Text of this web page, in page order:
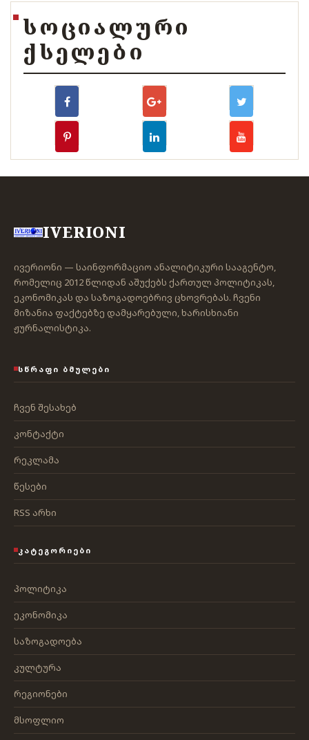
ᲡᲝᲪᲘᲐᲚᲣᲠᲘ
ᲥᲡᲔᲚᲔᲑᲘ
IVERIONI
ივერიონი — საინფორმაციო ანალიტიკური სააგენტო,
რომელიც 2012 წლიდან აშუქებს ქართულ პოლიტიკას,
ეკონომიკას და საზოგადოებრივ ცხოვრებას. ჩვენი
მიზანია ფაქტებზე დამყარებული, ხარისხიანი
ჟურნალისტიკა.
ᲡᲬᲠᲐᲤᲘ ᲑᲛᲣᲚᲔᲑᲘ
ჩვენ შესახებ
კონტაქტი
რეკლამა
წესები
RSS არხი
ᲙᲐᲢᲔᲒᲝᲠᲘᲔᲑᲘ
პოლიტიკა
ეკონომიკა
საზოგადოება
კულტურა
რეგიონები
მსოფლიო